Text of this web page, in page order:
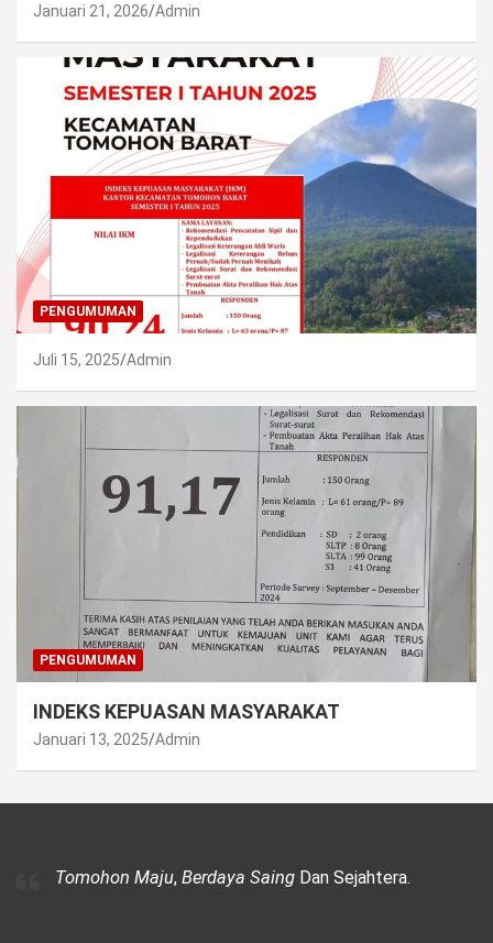
Januari 21, 2026 Admin
PENGUMUMAN
Juli 15, 2025 Admin
PENGUMUMAN
INDEKS KEPUASAN MASYARAKAT
Januari 13, 2025 Admin
Tomohon Maju, Berdaya Saing Dan Sejahtera.